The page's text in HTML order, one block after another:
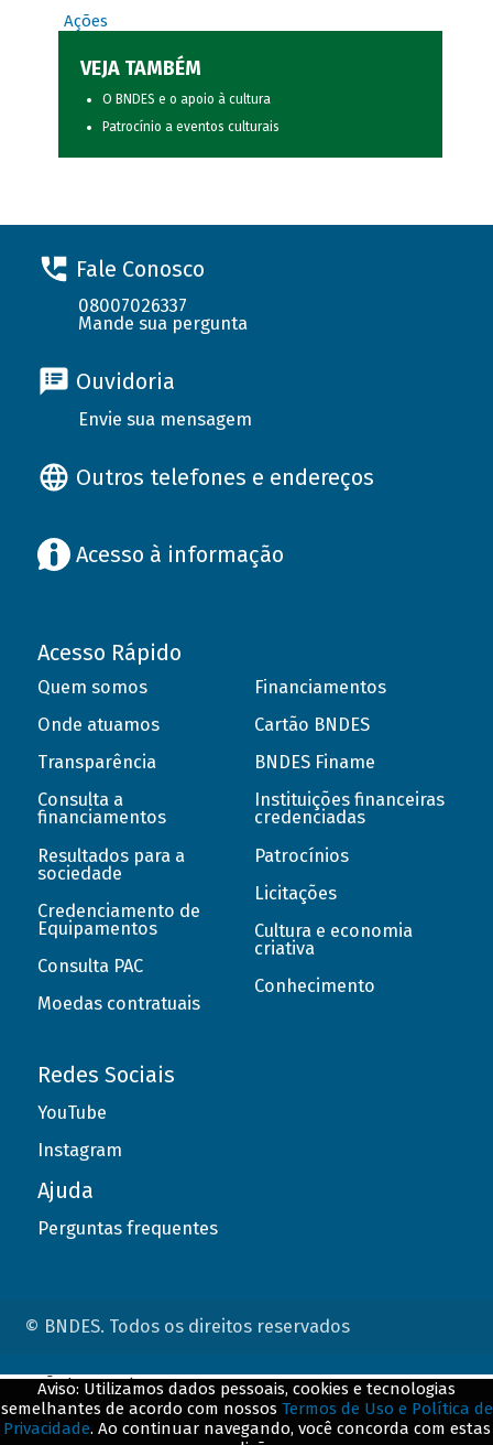
Ações
VEJA TAMBÉM
O BNDES e o apoio à cultura
Patrocínio a eventos culturais
Fale Conosco
08007026337
Mande sua pergunta
Ouvidoria
Envie sua mensagem
Outros telefones e endereços
Acesso à informação
Acesso Rápido
Quem somos
Onde atuamos
Transparência
Consulta a
financiamentos
Resultados para a
sociedade
Credenciamento de
Equipamentos
Consulta PAC
Moedas contratuais
Financiamentos
Cartão BNDES
BNDES Finame
Instituições financeiras
credenciadas
Patrocínios
Licitações
Cultura e economia
criativa
Conhecimento
Redes Sociais
YouTube
Instagram
Ajuda
Perguntas frequentes
© BNDES. Todos os direitos reservados
Aviso: Utilizamos dados pessoais, cookies e tecnologias
semelhantes de acordo com nossos Termos de Uso e Política de
Privacidade. Ao continuar navegando, você concorda com estas
ConteÃºdo complementar
${title}${badge}